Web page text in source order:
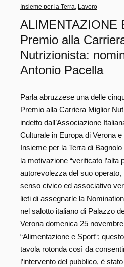
Insieme per la Terra
Lavoro
ALIMENTAZIONE
Premio alla
Nutrizionista:
Antonio Pacella
Parla abruzzese una delle
Premio alla Carriera Miglior
indetto dall’Associazione
Culturale in Europa di Verona
Insieme per la Terra di
la motivazione “verificato l’alta
autorevolezza del suo
senso civico ed associativo
lieti di assegnarle la
nel salotto italiano di Palazzo
Verona domenica 25
“Alimentazione e Sport“;
tavola rotonda così da
l’intervento del pubblico, è